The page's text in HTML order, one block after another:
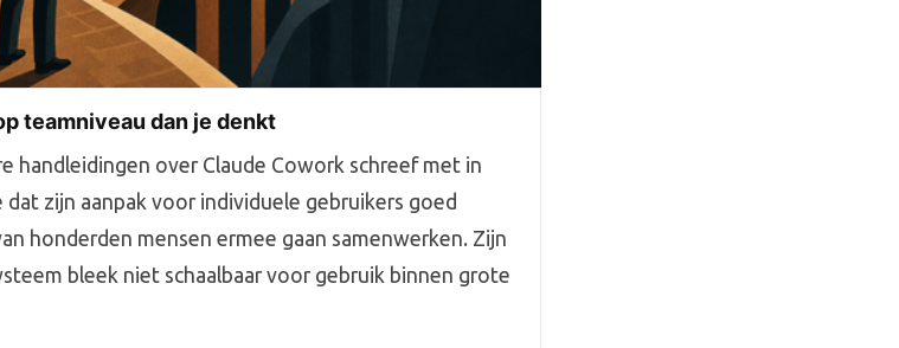
teamniveau dan je denkt
handleidingen over Claude Cowork schreef met in
zijn aanpak voor individuele gebruikers goed
honderden mensen ermee gaan samenwerken. Zijn
bleek niet schaalbaar voor gebruik binnen grote